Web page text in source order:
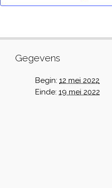
Gegevens
Begin: 12 mei 2022
Einde: 19 mei 2022